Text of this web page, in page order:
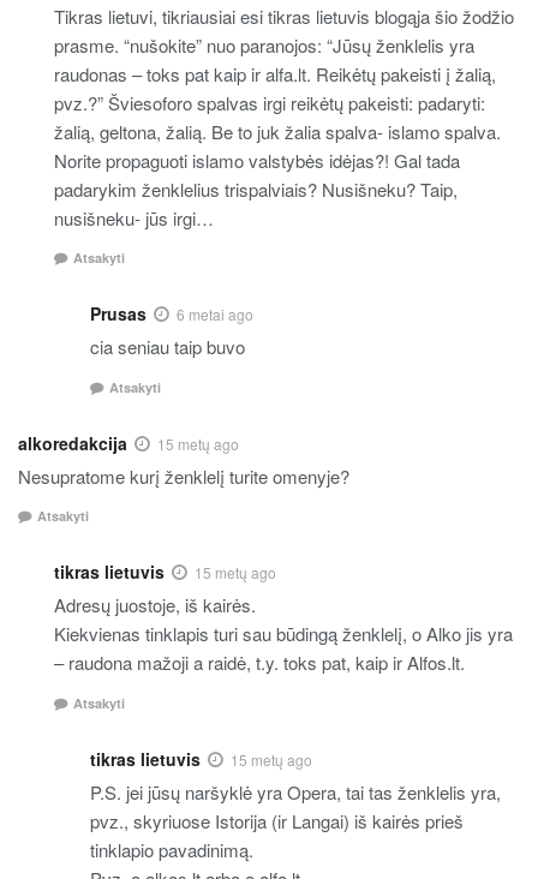
Tikras lietuvi, tikriausiai esi tikras lietuvis blogąja šio žodžio
prasme. “nušokite” nuo paranojos: “Jūsų ženklelis yra
raudonas – toks pat kaip ir alfa.lt. Reikėtų pakeisti į žalią,
pvz.?” Šviesoforo spalvas irgi reikėtų pakeisti: padaryti:
žalią, geltona, žalią. Be to juk žalia spalva- islamo spalva.
Norite propaguoti islamo valstybės idėjas?! Gal tada
padarykim ženklelius trispalviais? Nusišneku? Taip,
nusišneku- jūs irgi…
Atsakyti
Prusas 6 metai ago
cia seniau taip buvo
Atsakyti
alkoredakcija 15 metų ago
Nesupratome kurį ženklelį turite omenyje?
Atsakyti
tikras lietuvis 15 metų ago
Adresų juostoje, iš kairės.
Kiekvienas tinklapis turi sau būdingą ženklelį, o Alko jis yra
– raudona mažoji a raidė, t.y. toks pat, kaip ir Alfos.lt.
Atsakyti
tikras lietuvis 15 metų ago
P.S. jei jūsų naršyklė yra Opera, tai tas ženklelis yra,
pvz., skyriuose Istorija (ir Langai) iš kairės prieš
tinklapio pavadinimą.